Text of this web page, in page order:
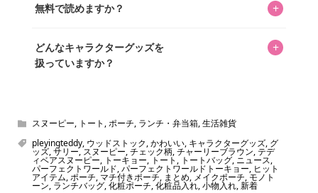
いをお届けすることは保証します。なお、記事内に価格は
め、正確な情報をお伝えできないからです。
無料で読めますか？ +
どんなキャラクターグッズを
扱っていますか？
+
ん！200種以上のトレンディなキャラクターやアニメキャラ
をご紹介しています。生まれたばかりの新しいキャラクタ
ーをいち早く皆さんにお届けすることも、私たちの使命の
ひとつです。
スヌーピー, トート,ポーチ, ランチ・弁当箱,生活雑貨
pleyingteddy, ウッドストック,かわいい, キャラクターグッズ, グ
ッズ,サリー,スヌーピー,チェック柄,チャーリーブラウン,テデ
ィベアスヌーピー, トーキョー, トート, トートバッグ, ニュース,
パーフェクトワールド,パーフェクトワールドトーキョー, ヒット
アイテム,ポーチ, マチ付きポーチ, まとめ, メイクポーチ,モノト
ーン,ランチバッグ,化粧ポーチ,化粧品入れ,小物入れ,新着